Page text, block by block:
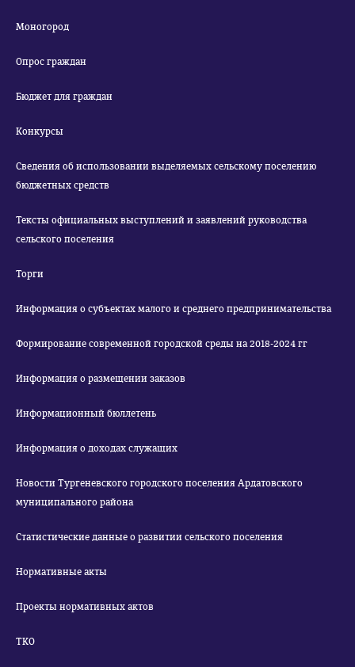
Моногород
Опрос граждан
Бюджет для граждан
Конкурсы
Сведения об использовании выделяемых сельскому поселению
бюджетных средств
Тексты официальных выступлений и заявлений руководства
сельского поселения
Торги
Информация о субъектах малого и среднего предпринимательства
Формирование современной городской среды на 2018-2024 гг
Информация о размещении заказов
Информационный бюллетень
Информация о доходах служащих
Новости Тургеневского городского поселения Ардатовского
муниципального района
Статистические данные о развитии сельского поселения
Нормативные акты
Проекты нормативных актов
ТКО